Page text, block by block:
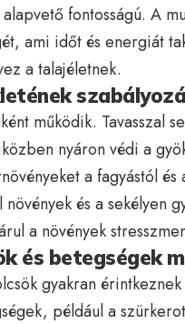
fontosságú. A
ami időt és energiát
a talajéletnek.
működik. Tavasszal
nyáron védi a
a fagyástól
és a sekélyen
a növények
és betegségek
gyakran
például a